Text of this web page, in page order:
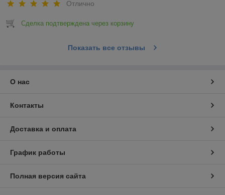
Отлично
Сделка подтверждена через корзину
Показать все отзывы
О нас
Контакты
Доставка и оплата
График работы
Полная версия сайта